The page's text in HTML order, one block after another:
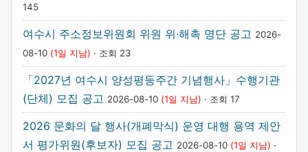
145
여수시 주소정보위원회 위원 위·해촉 명단 공고 2026-
08-10 (1일 지남) · 조회 23
「2027년 여수시 양성평등주간 기념행사」수행기관
(단체) 모집 공고 2026-08-10 (1일 지남) · 조회 17
2026 문화의 달 행사(개폐막식) 운영 대행 용역 제안
서 평가위원(후보자) 모집 공고 2026-08-10 (1일 지남) ·